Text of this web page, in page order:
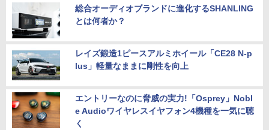
総合オーディオブランドに進化するSHANLING
とは何者か？
レイズ鍛造1ピースアルミホイール「CE28 N-p
lus」軽量なままに剛性を向上
エントリーなのに脅威の実力!「Osprey」Nobl
e Audioワイヤレスイヤフォン4機種を一気に聴
く